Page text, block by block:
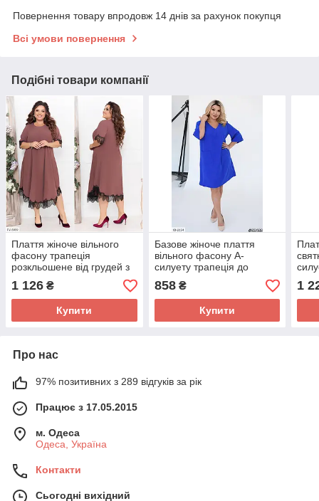
Повернення товару впродовж 14 днів за рахунок покупця
Всі умови повернення
Подібні товари компанії
Плаття жіноче вільного
фасону трапеція
розкльошене від грудей з
мереживом великі розміри
48-66 арт 3517
1 126 ₴
Купити
Базове жіноче плаття
вільного фасону А-
силуету трапеція до
коліна на кожен день
великі розміри 46-64
858₴
Купити
1
Про нас
97% позитивних з 289 відгуків за рік
Працює з 17.05.2015
м. Одеса
Одеса, Україна
Контакти
Сьогодні вихідний